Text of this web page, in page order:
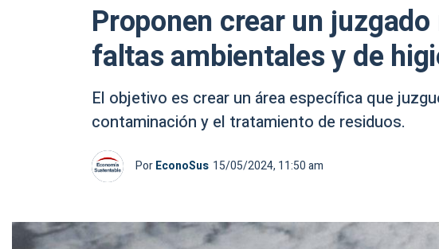
Proponen crear un
faltas ambientales y de
El objetivo es crear un área específica que
contaminación y el tratamiento de residuos.
PorEconoSus 15/05/2024, 11:50 am